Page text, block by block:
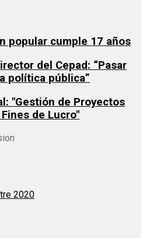
popular cumple 17 años
del Cepad: “Pasar
política pública”
"Gestión de Proyectos
de Lucro"
2020